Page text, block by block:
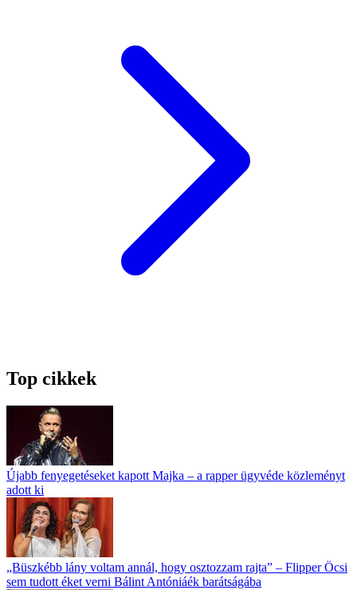
Top cikkek
Újabb fenyegetéseket kapott Majka – a rapper ügyvéde közleményt
adott ki
„Büszkébb lány voltam annál, hogy osztozzam rajta” – Flipper Öcsi
sem tudott éket verni Bálint Antóniáék barátságába